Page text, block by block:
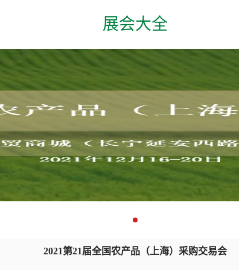
展会大全
2021第21届全国农产品（上海）采购交易会